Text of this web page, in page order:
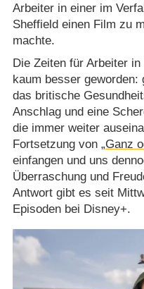
Arbeiter in einer im
Sheffield einen Film zu
machte.
Die Zeiten für Arbeiter
kaum besser geworden:
das britische
Anschlag und eine
die immer weiter
Fortsetzung von „Ganz
einfangen und uns
Überraschung und
Antwort gibt es seit
Episoden bei Disney+.